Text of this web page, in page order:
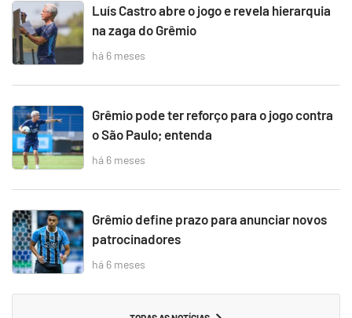
Luís Castro abre o jogo e revela hierarquia
na zaga do Grêmio
há 6 meses
Grêmio pode ter reforço para o jogo contra
o São Paulo; entenda
há 6 meses
Grêmio define prazo para anunciar novos
patrocinadores
há 6 meses